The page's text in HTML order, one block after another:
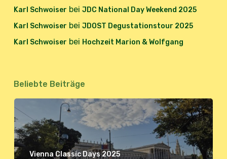
Karl Schwoiser bei JDC National Day Weekend 2025
Karl Schwoiser bei JDOST Degustationstour 2025
Karl Schwoiser bei Hochzeit Marion & Wolfgang
Beliebte Beiträge
Vienna Classic Days 2025